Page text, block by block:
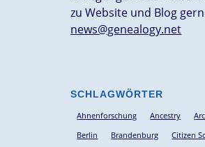
zu Website und Blog
news@genealogy.net
SCHLAGWÖRTER
Ahnenforschung Ancestry
Berlin
Brandenburg
Citizen